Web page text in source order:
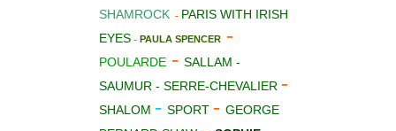
SHAMROCK - PARIS WITH IRISH
EYES - PAULA SPENCER -
POULARDE - SALLAM -
SAUMUR - SERRE-CHEVALIER -
SHALOM - SPORT - GEORGE